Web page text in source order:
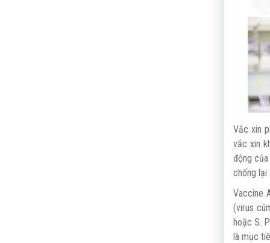
Vắc xin
vắc xin
động
chống lại
Vaccine
(virus
hoặc S.
là mục